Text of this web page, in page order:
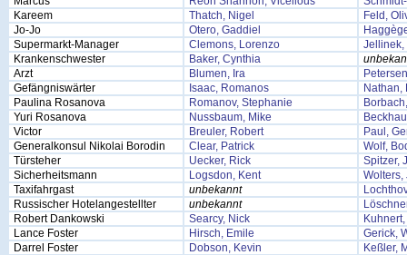
Kareem
Thatch, Nigel
Feld,
Jo-Jo
Otero, Gaddiel
Supermarkt-Manager
Clemons, Lorenzo
Jellinek,
Krankenschwester
Baker, Cynthia
Arzt
Blumen, Ira
Gefängniswärter
Isaac, Romanos
Nathan,
Paulina Rosanova
Romanov, Stephanie
Yuri Rosanova
Nussbaum, Mike
Victor
Breuler, Robert
Paul,
Generalkonsul Nikolai Borodin
Clear, Patrick
Wolf,
Türsteher
Uecker, Rick
Spitzer,
Sicherheitsmann
Logsdon, Kent
Wolters,
Taxifahrgast
unbekannt
Russischer Hotelangestellter
unbekannt
Robert Dankowski
Searcy, Nick
Lance Foster
Hirsch, Emile
Gerick,
Darrel Foster
Dobson, Kevin
Keßler,